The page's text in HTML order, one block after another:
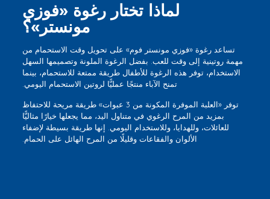
لماذا تختار رغوة «فوزي
مونستر»؟
تساعد رغوة «فوزي مونستر فوم» على تحويل وقت الاستحمام من
مهمة روتينية إلى وقت للعب. بفضل الرغوة الملونة وتصميمها السهل
الاستخدام، توفر هذه الرغوة للأطفال طريقة ممتعة للاستحمام، بينما
تمنح الآباء منتجًا عمليًّا لروتين الاستحمام اليومي.
توفر «العلبة الموفرة المكونة من 3 عبوات» طريقة مريحة للاحتفاظ
بمزيد من المرح الرغوي في متناول اليد، مما يجعلها خيارًا مثاليًّا
للعائلات، وللهدايا، وللاستخدام اليومي. إنها طريقة بسيطة لإضفاء
الألوان والفقاعات وقليلًا من المرح الهائل على الحمام.